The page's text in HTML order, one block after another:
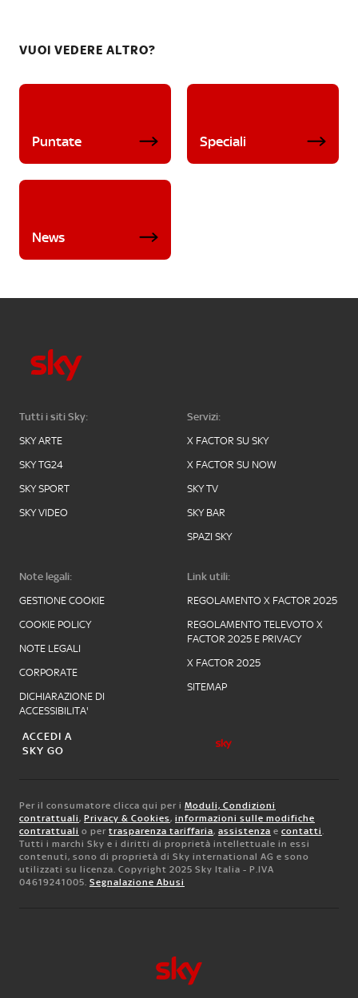
VUOI VEDERE ALTRO?
Puntate Speciali
News
Tutti i siti Sky:
SKY ARTE
SKY TG24
SKY SPORT
SKY VIDEO
Servizi:
X FACTOR SU SKY
X FACTOR SU NOW
SKY TV
SKY BAR
SPAZI SKY
Note legali:
GESTIONE COOKIE
COOKIE POLICY
NOTE LEGALI
CORPORATE
DICHIARAZIONE DI
ACCESSIBILITA'
Link utili:
REGOLAMENTO X FACTOR 2025
REGOLAMENTO TELEVOTO X
FACTOR 2025 E PRIVACY
X FACTOR 2025
SITEMAP
ACCEDI A
SKY GO
Per il consumatore clicca qui per i Moduli, Condizioni
contrattuali, Privacy & Cookies, informazioni sulle modifiche
contrattuali o per trasparenza tariffaria, assistenza e contatti.
Tutti i marchi Sky e i diritti di proprietà intellettuale in essi
contenuti, sono di proprietà di Sky international AG e sono
utilizzati su licenza. Copyright 2025 Sky Italia - P.IVA
04619241005. Segnalazione Abusi